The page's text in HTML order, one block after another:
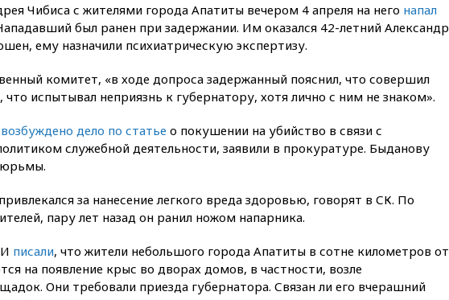
инцидент с дроном в
аэропорту Лейпцига —
«сценарий гибридной атаки»
обломки дрона повредили
фасад логокомплекса
09:18 В Ярославской области
отражена самая
огромном запасе боеприпасов
в США
08:54 В Таиланде сегодня
россиянами, жестоко убитыми
в Паттайе
Чибиса с жителями города Апатиты вечером 4 апреля на него напал
был ранен при задержании. Им оказался 42-летний Александр
ему назначили психиатрическую экспертизу.
комитет, «в ходе допроса задержанный пояснил, что совершил
испытывал неприязнь к губернатору, хотя лично с ним не знаком».
возбуждено дело по статье о покушении на убийство в связи с
служебной деятельности, заявили в прокуратуре. Быданову
за нанесение легкого вреда здоровью, говорят в СК. По
пару лет назад он ранил ножом напарника.
писали, что жители небольшого города Апатиты в сотне километров от
на появление крыс во дворах домов, в частности, возле
Они требовали приезда губернатора. Связан ли его вчерашний